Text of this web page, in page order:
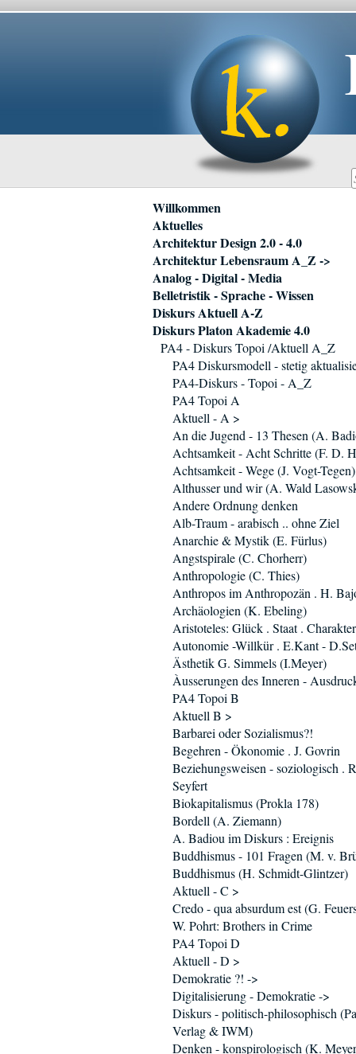
Navigation
überspringen
Willkommen
Aktuelles
Architektur Design 2.0 - 4.0
Architektur Lebensraum A_Z ->
Analog - Digital - Media
Belletristik - Sprache - Wissen
Diskurs Aktuell A-Z
Diskurs Platon Akademie 4.0
PA4 - Diskurs Topoi /Aktuell A_Z
PA4 Diskursmodell - stetig
PA4-Diskurs - Topoi - A_Z
PA4 Topoi A
Aktuell - A >
An die Jugend - 13 Thesen (A.
Achtsamkeit - Acht Schritte (F. D.
Achtsamkeit - Wege (J. Vogt-Tegen)
Althusser und wir (A. Wald
Andere Ordnung denken
Alb-Traum - arabisch .. ohne Ziel
Anarchie & Mystik (E. Fürlus)
Angstspirale (C. Chorherr)
Anthropologie (C. Thies)
Anthropos im Anthropozän . H.
Archäologien (K. Ebeling)
Aristoteles: Glück . Staat . Charakter
Autonomie -Willkür . E.Kant -
Ästhetik G. Simmels (I.Meyer)
Àusserungen des Inneren -
PA4 Topoi B
Aktuell B >
Barbarei oder Sozialismus?!
Begehren - Ökonomie . J. Govrin
Beziehungsweisen - soziologisch .
Seyfert
Biokapitalismus (Prokla 178)
Bordell (A. Ziemann)
A. Badiou im Diskurs : Ereignis
Buddhismus - 101 Fragen (M. v.
Buddhismus (H. Schmidt-Glintzer)
Aktuell - C >
Credo - qua absurdum est (G.
W. Pohrt: Brothers in Crime
PA4 Topoi D
Aktuell - D >
Demokratie ?! ->
Digitalisierung - Demokratie ->
Diskurs - politisch-philosophisch
Verlag & IWM)
Denken - konspirologisch (K.